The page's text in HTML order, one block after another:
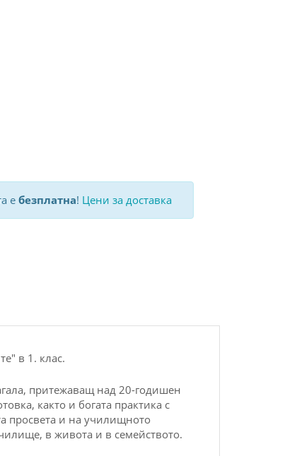
е безплатна! Цени за доставка
в 1 . клас.
притежаващ над 20-годишен
както и богата практика с
просвета и на училищното
в живота и в семейството.